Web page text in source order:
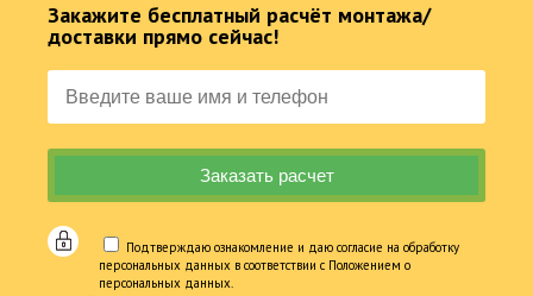
Станции глубокой биологической очистки
Мечта каждого обладателя загородной недвижимости
состоит в том, чтобы системы водоснабжения и
канализации работали без перебоев и не наносили ущерба
окружающей среде. Сегодня эта мечта получила реальное
Закажите бесплатный расчёт монтажа/
доставки прямо сейчас!
Подтверждаю ознакомление и даю согласие на обработку
персональных данных в соответствии с Положением о
персональных данных.